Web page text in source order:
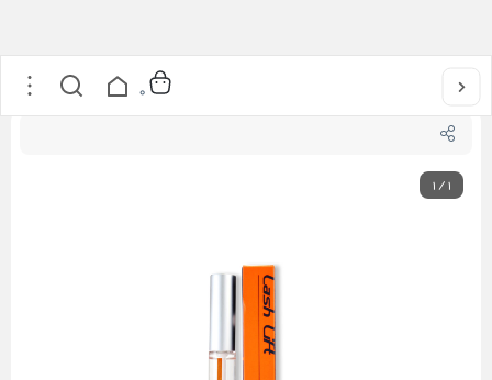
خانه 0
1/1